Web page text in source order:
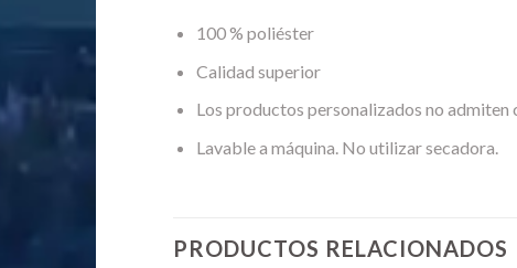
100 % poliéster
Calidad superior
Los productos personalizados no admiten
Lavable a máquina. No utilizar secadora.
PRODUCTOS RELACIONADOS